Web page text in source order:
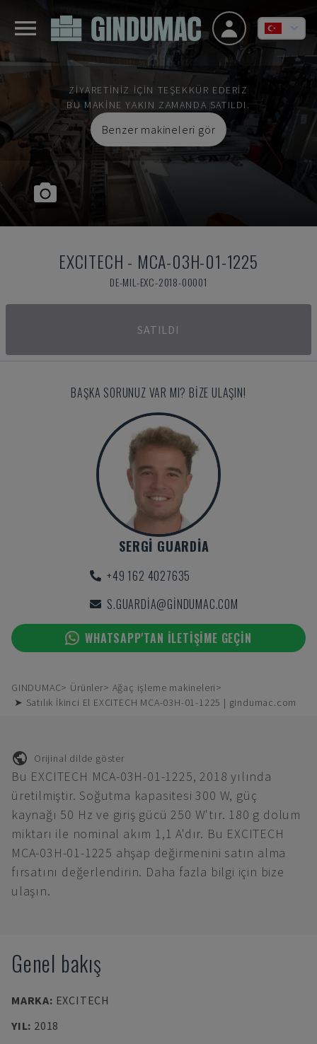
ZIYARETINIZ IÇIN TEŞEKKÜR EDERIZ
BU MAKINE YAKIN ZAMANDA SATILDI.
Benzer makineleri gör
EXCITECH - MCA-03H-01-1225
DE-MIL-EXC-2018-00001
SATILDI
BAŞKA SORUNUZ VAR MI? BIZE ULAŞIN!
SERGI GUARDIA
+49 162 4027635
S.GUARDIA@GINDUMAC.COM
WHATSAPP'TAN ILETIŞIME GEÇIN
GINDUMAC Ürünler
Ağaç işleme makineleri
➤ Satılık İkinci El EXCITECH MCA-03H-01-1225 | gindumac.com
Orijinal dilde göster
Bu EXCITECH MCA-03H-01-1225, 2018 yılında
üretilmiştir. Soğutma kapasitesi 300 W, güç
kaynağı 50 Hz ve giriş gücü 250 W'tır. 180 g dolum
miktarı ile nominal akım 1,1 A'dır. Bu EXCITECH
MCA-03H-01-1225 ahşap değirmenini satın alma
fırsatını değerlendirin. Daha fazla bilgi için bize
ulaşın.
Genel bakış
MARKA: EXCITECH
YIL: 2018